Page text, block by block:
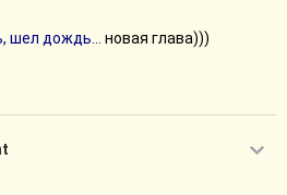
шел дождь...
новая глава)))